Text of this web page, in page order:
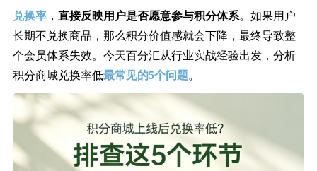
兑换率， 直接反映用户是否愿意参与积分体系。如果用户
长期不兑换商品，那么积分价值感就会下降，最终导致整
个会员体系失效。 今天百分汇从行业实战经验出发，分析
积分商城兑换率低最常见的5个问题。